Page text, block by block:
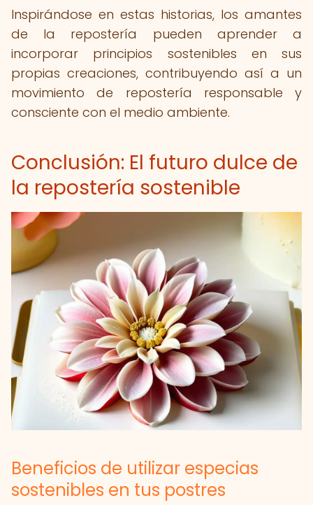
Inspirándose en estas historias, los amantes
de la repostería pueden aprender a
incorporar principios sostenibles en sus
propias creaciones, contribuyendo así a un
movimiento de repostería responsable y
consciente con el medio ambiente.
Conclusión: El futuro dulce de
la repostería sostenible
Beneficios de utilizar especias
sostenibles en tus postres